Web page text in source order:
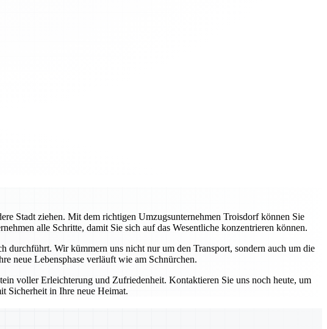
Stadt ziehen. Mit dem richtigen Umzugsunternehmen Troisdorf können Sie
alle Schritte, damit Sie sich auf das Wesentliche konzentrieren können.
durchführt. Wir kümmern uns nicht nur um den Transport, sondern auch um die
neue Lebensphase verläuft wie am Schnürchen.
voller Erleichterung und Zufriedenheit. Kontaktieren Sie uns noch heute, um
Sicherheit in Ihre neue Heimat.